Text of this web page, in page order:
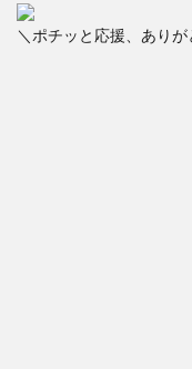
＼ポチッと応援、あり